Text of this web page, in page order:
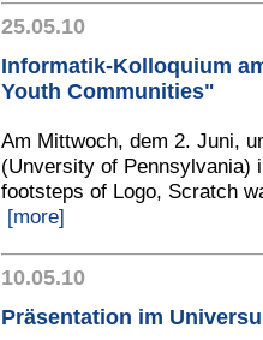
25.05.10
Informatik-Kolloquium
Youth Communities"
Am Mittwoch, dem 2. Juni,
(Unversity of Pennsylvania)
footsteps of Logo, Scratch
[more]
10.05.10
Präsentation im